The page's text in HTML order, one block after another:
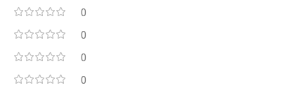
0
0
0
0